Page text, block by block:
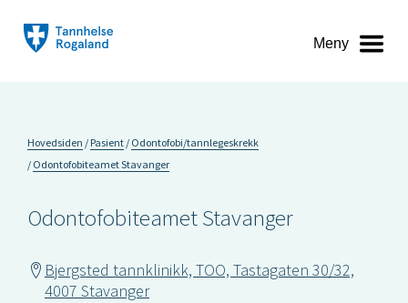
Meny
Hovedsiden Pasient Odontofobi/tannlegeskrekk
Odontofobiteamet Stavanger
Odontofobiteamet Stavanger
Bjergsted tannklinikk, TOO, Tastagaten 30/32,
4007 Stavanger